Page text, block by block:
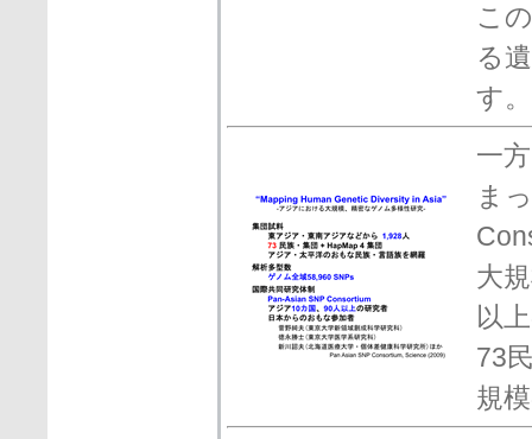
こ
る
す。
一
ま
大
以
73
規